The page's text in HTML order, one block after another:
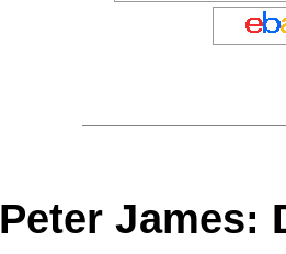
Peter James: